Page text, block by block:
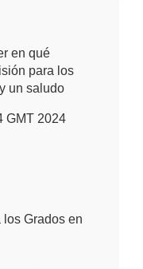
en qué
para los
un saludo
GMT 2024
los Grados en